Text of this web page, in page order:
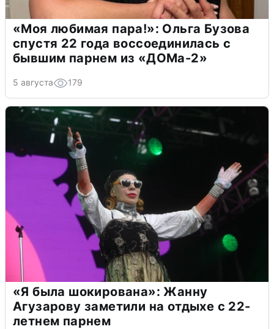
«Моя любимая пара!»: Ольга Бузова
спустя 22 года воссоединилась с
бывшим парнем из «ДОМа-2»
5 августа 179
«Я была шокирована»: Жанну
Агузарову заметили на отдыхе с 22-
летнем парнем